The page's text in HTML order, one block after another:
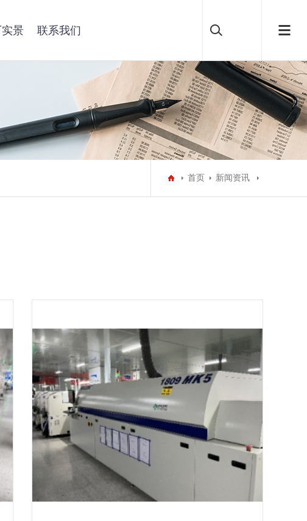
景 联系我们
首页 新闻资讯